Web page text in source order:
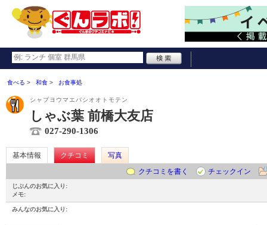
食べる 和食 お食事処
シャブヨウマエバシオオトモテン
しゃぶ葉 前橋大友店
027-290-1306
基本情報 クチコミ
写真
クチコミを書く
チェックイン
じぶんのお気に入り:
メモ:
みんなのお気に入り: